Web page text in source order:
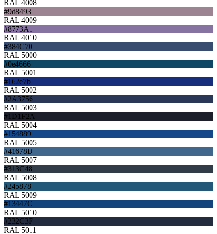
RAL 4008
#9d8493
RAL 4009
#8773A1
RAL 4010
#384C70
RAL 5000
#0e4666
RAL 5001
#162e7b
RAL 5002
#2A3756
RAL 5003
#1D1F2A
RAL 5004
#154889
RAL 5005
#41678D
RAL 5007
#313C48
RAL 5008
#245878
RAL 5009
#13447C
RAL 5010
#232C3F
RAL 5011